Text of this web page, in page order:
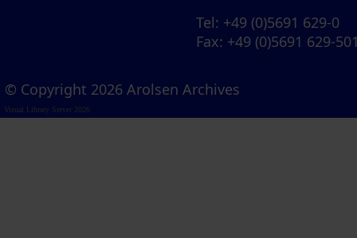
Tel: +49 (0)5691 629-0
Fax: +49 (0)5691 629-
© Copyright 2026 Arolsen Archives
Visual Library Server 2026